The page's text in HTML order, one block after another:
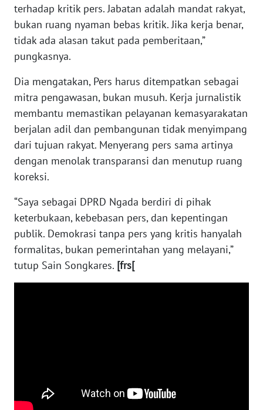
terhadap kritik pers. Jabatan adalah mandat rakyat,
bukan ruang nyaman bebas kritik. Jika kerja benar,
tidak ada alasan takut pada pemberitaan,”
pungkasnya.
Dia mengatakan, Pers harus ditempatkan sebagai
mitra pengawasan, bukan musuh. Kerja jurnalistik
membantu memastikan pelayanan kemasyarakatan
berjalan adil dan pembangunan tidak menyimpang
dari tujuan rakyat. Menyerang pers sama artinya
dengan menolak transparansi dan menutup ruang
koreksi.
“Saya sebagai DPRD Ngada berdiri di pihak
keterbukaan, kebebasan pers, dan kepentingan
publik. Demokrasi tanpa pers yang kritis hanyalah
formalitas, bukan pemerintahan yang melayani,”
tutup Sain Songkares. [frs[
WN
SUMBAR
SUMSEL
BENGKULU
WN
LAMPUNG
WN
WN
NUSANTARA
WN
WN